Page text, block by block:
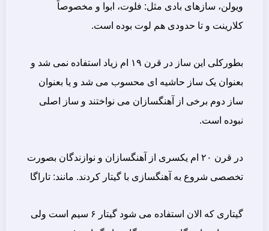
ویولن، سازهای بادی مثل: فلوت، ابوا و مخصوصاً
کلارینت و تا حدودی هم لوت بوده است.
بطورکلی این ساز در قرن ۱۹ ام زیاد استفاده نمی شد و
بعنوان یک ساز حاشیه ای محسوب می شد و یا بعنوان
ساز دوم برخی از آهنگسازان می نواختند و ساز اصلی
نبوده است.
در قرن ۲۰ ام یکسری از آهنگسازان و نوازندگان بصورت
تخصصی شروع به آهنگسازی با گیتار کردند. مانند: تاراگا
گیتاری که الان استفاده می شود گیتار ۶ سیم است ولی